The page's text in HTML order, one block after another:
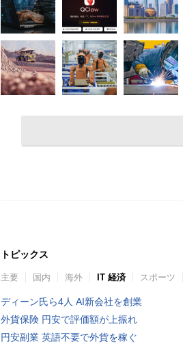
トピックス
主要 国内 海外 IT 経済 スポーツ
ディーン氏ら4人 AI新会社を創業
外貨保険 円安で評価額が上振れ
円安副業 英語不要で外貨を稼ぐ